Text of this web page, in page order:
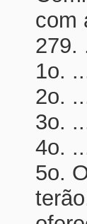
com
279.
1o.
2o.
3o.
4o.
5o.